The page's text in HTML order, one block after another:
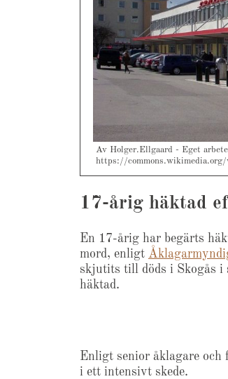
Av Holger.Ellgaard - Eget
https://
17-årig häktad
En 17-årig har begärts
mord, enligt
skjutits till döds i Skogås i
häktad.
Enligt senior åklagare
i ett intensivt skede.